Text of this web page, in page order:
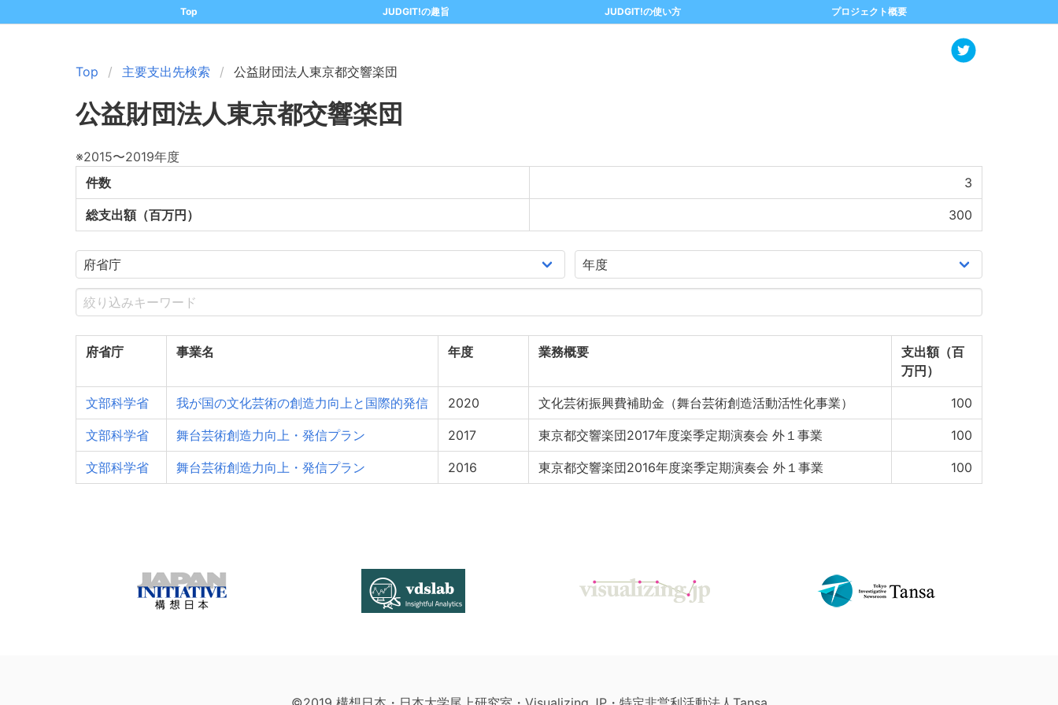
Top JUDGIT!の趣旨 JUDGIT!の使い方 プロジェクト概要
Top 主要支出先検索 公益財団法人東京都交響楽団
公益財団法人東京都交響楽団
※2015〜2019年度
件数
3
総支出額（百万円） 300
府省庁 事業名 年度 業務概要
支出額（百
万円）
文部科学省 我が国の文化芸術の創造力向上と国際的発信 2020 文化芸術振興費補助金（舞台芸術創造活動活性化事業） 100
文部科学省 舞台芸術創造力向上・発信プラン 2017 東京都交響楽団2017年度楽季定期演奏会 外１事業 100
文部科学省 舞台芸術創造力向上・発信プラン 2016 東京都交響楽団2016年度楽季定期演奏会 外１事業 100